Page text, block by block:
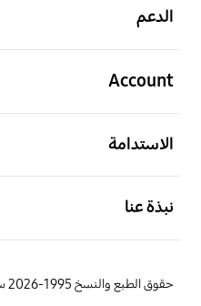
الدعم
Account
الاستدامة
نبذة عنا
حقوق الطبع والنسخ 1995-2026 سامسونج. جميع الحقوق محفوظة.